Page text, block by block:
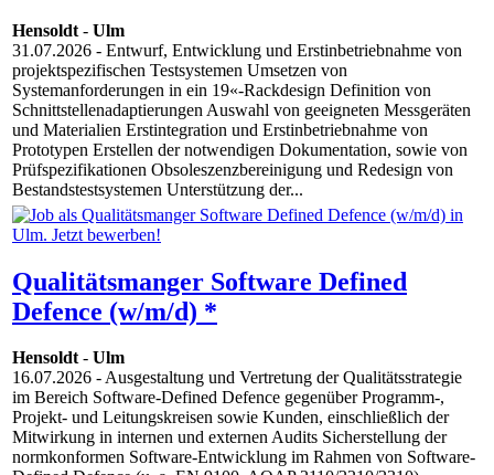
Hensoldt- Ulm
31.07.2026 - Entwurf, Entwicklung und Erstinbetriebnahme von
projektspezifischen Testsystemen Umsetzen von
Systemanforderungen in ein 19«-Rackdesign Definition von
Schnittstellenadaptierungen Auswahl von geeigneten Messgeräten
und Materialien Erstintegration und Erstinbetriebnahme von
Prototypen Erstellen der notwendigen Dokumentation, sowie von
Prüfspezifikationen Obsoleszenzbereinigung und Redesign von
Bestandstestsystemen Unterstützung der...
Qualitätsmanger Software Defined
Defence (w/m/d) *
Hensoldt- Ulm
16.07.2026 - Ausgestaltung und Vertretung der Qualitätsstrategie
im Bereich Software-Defined Defence gegenüber Programm-,
Projekt- und Leitungskreisen sowie Kunden, einschließlich der
Mitwirkung in internen und externen Audits Sicherstellung der
normkonformen Software-Entwicklung im Rahmen von Software-